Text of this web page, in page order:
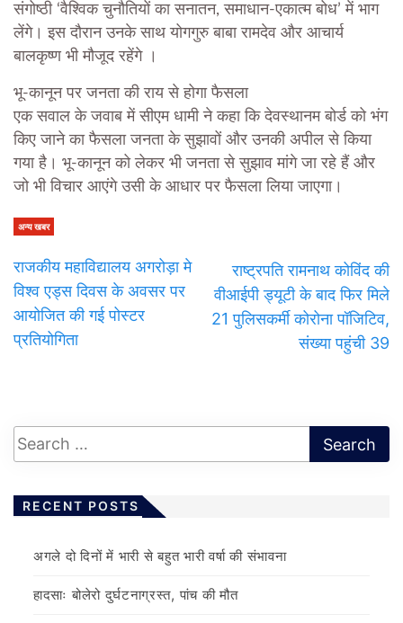
संगोष्ठी ‘वैश्विक चुनौतियों का सनातन, समाधान-एकात्म बोध’ में भाग
लेंगे। इस दौरान उनके साथ योगगुरु बाबा रामदेव और आचार्य
बालकृष्ण भी मौजूद रहेंगे ।
भू-कानून पर जनता की राय से होगा फैसला
एक सवाल के जवाब में सीएम धामी ने कहा कि देवस्थानम बोर्ड को भंग
किए जाने का फैसला जनता के सुझावों और उनकी अपील से किया
गया है। भू-कानून को लेकर भी जनता से सुझाव मांगे जा रहे हैं और
जो भी विचार आएंगे उसी के आधार पर फैसला लिया जाएगा।
अन्य खबर
राजकीय महाविद्यालय अगरोड़ा मे
विश्व एड्स दिवस के अवसर पर
आयोजित की गई पोस्टर
प्रतियोगिता
राष्ट्रपति रामनाथ कोविंद की
वीआईपी ड्यूटी के बाद फिर मिले
21 पुलिसकर्मी कोरोना पॉजिटिव,
संख्या पहुंची 39
RECENT POSTS
अगले दो दिनों में भारी से बहुत भारी वर्षा की संभावना
हादसाः बोलेरो दुर्घटनाग्रस्त, पांच की मौत